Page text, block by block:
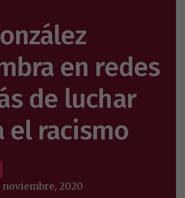
en redes
de luchar
el racismo
noviembre, 2020